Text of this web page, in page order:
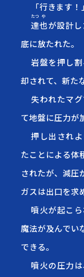
「行きます！」
達
たつ
也
や
が設計
底に放たれた。
岩盤を押し割
却されて、新た
失われたマグ
て地盤に圧力が
押し出されよ
たことによる体
されたが、減圧
ガスは出口を求
噴火が起こら
魔法が及んでい
できる。
噴火の圧力は